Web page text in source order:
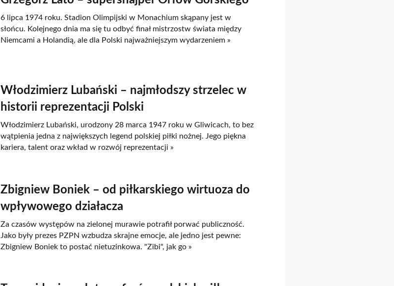
6 lipca 1974 roku. Stadion Olimpijski w Monachium skąpany jest w
słońcu. Kolejnego dnia ma się tu odbyć finał mistrzostw świata między
Niemcami a Holandią, ale dla Polski najważniejszym wydarzeniem »
Włodzimierz Lubański – najmłodszy strzelec w
historii reprezentacji Polski
Włodzimierz Lubański, urodzony 28 marca 1947 roku w Gliwicach, to bez
wątpienia jedna z największych legend polskiej piłki nożnej. Jego piękna
kariera, talent oraz wkład w rozwój reprezentacji »
Zbigniew Boniek – od piłkarskiego wirtuoza do
wpływowego działacza
Za czasów występów na zielonej murawie potrafił porwać publiczność.
Jako były prezes PZPN wzbudza skrajne emocje, ale jedno jest pewne:
Zbigniew Boniek to postać nietuzinkowa. "Zibi", jak go »